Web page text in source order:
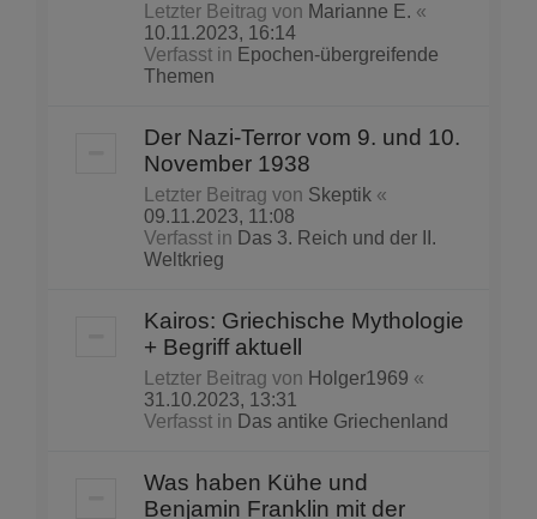
Letzter Beitrag von Marianne E. «
10.11.2023, 16:14
Verfasst in Epochen-übergreifende
Themen
Der Nazi-Terror vom 9. und 10.
November 1938
Letzter Beitrag von Skeptik «
09.11.2023, 11:08
Verfasst in Das 3. Reich und der II.
Weltkrieg
Kairos: Griechische Mythologie
+ Begriff aktuell
Letzter Beitrag von Holger1969 «
31.10.2023, 13:31
Verfasst in Das antike Griechenland
Was haben Kühe und
Benjamin Franklin mit der